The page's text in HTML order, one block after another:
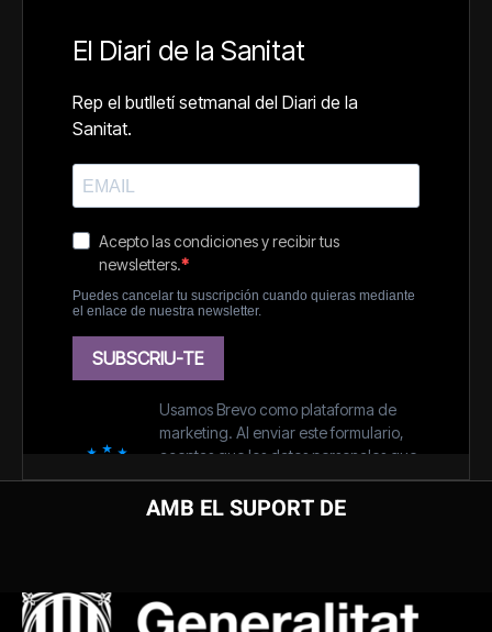
AMB EL SUPORT DE